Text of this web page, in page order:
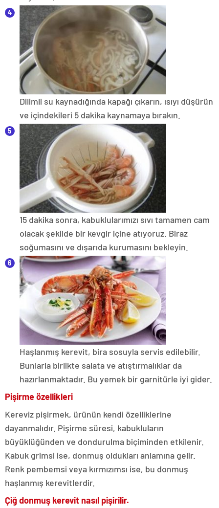
Dilimli su kaynadığında kapağı çıkarın, ısıyı düşürün
ve içindekileri 5 dakika kaynamaya bırakın.
15 dakika sonra, kabuklularımızı sıvı tamamen cam
olacak şekilde bir kevgir içine atıyoruz. Biraz
soğumasını ve dışarıda kurumasını bekleyin.
Haşlanmış kerevit, bira sosuyla servis edilebilir.
Bunlarla birlikte salata ve atıştırmalıklar da
hazırlanmaktadır. Bu yemek bir garnitürle iyi gider.
Pişirme özellikleri
Kereviz pişirmek, ürünün kendi özelliklerine
dayanmalıdır. Pişirme süresi, kabukluların
büyüklüğünden ve dondurulma biçiminden etkilenir.
Kabuk grimsi ise, donmuş oldukları anlamına gelir.
Renk pembemsi veya kırmızımsı ise, bu donmuş
haşlanmış kerevitlerdir.
Çiğ donmuş kerevit nasıl pişirilir.